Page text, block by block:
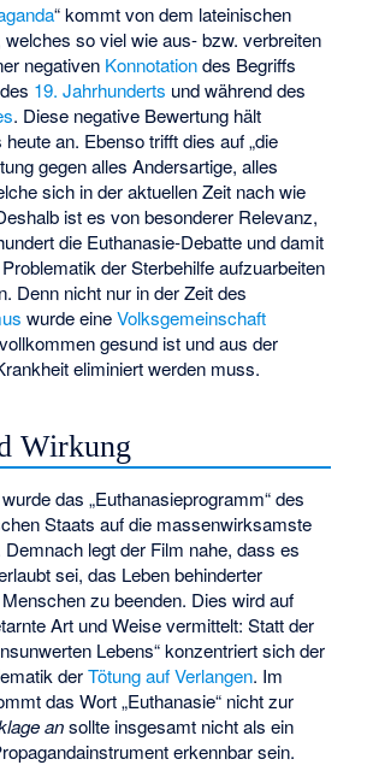
“ kommt von dem lateinischen
welches so viel wie aus- bzw. verbreiten
negativen Konnotationdes Begriffs
19. Jahrhunderts und während des
. Diese negative Bewertung hält
an. Ebenso trifft dies auf „die
gegen alles Andersartige, alles
sich in der aktuellen Zeit nach wie
ist es von besonderer Relevanz,
die Euthanasie-Debatte und damit
der Sterbehilfe aufzuarbeiten
Denn nicht nur in der Zeit des
wurde eineVolksgemeinschaft
gesund ist und aus der
eliminiert werden muss.
Wirkung
das „Euthanasieprogramm“ des
Staats auf die massenwirksamste
legt der Film nahe, dass es
sei, das Leben behinderter
zu beenden. Dies wird auf
Art und Weise vermittelt: Statt der
Lebens“ konzentriert sich der
derTötung auf Verlangen. Im
das Wort „Euthanasie“ nicht zur
ansollte insgesamt nicht als ein
erkennbar sein.